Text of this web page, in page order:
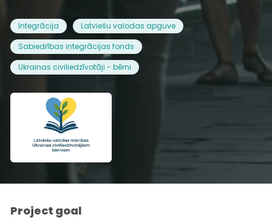
Integrācija
Latviešu valodas apguve
Sabiedrības integrācijas fonds
Ukrainas civiliedzīvotāji - bērni
Project goal